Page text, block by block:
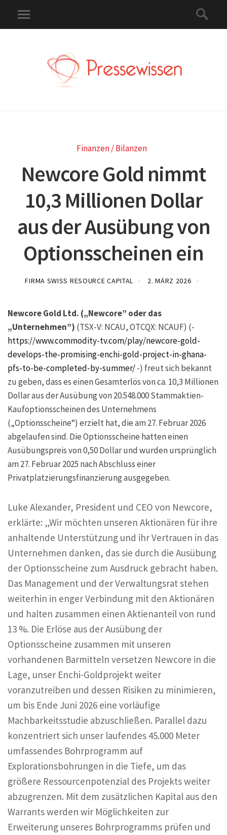
Finanzen / Bilanzen
Newcore Gold nimmt
10,3 Millionen Dollar
aus der Ausübung von
Optionsscheinen ein
FIRMA SWISS RESOURCE CAPITAL 2. MÄRZ 2026
Newcore Gold Ltd. („Newcore” oder das
„Unternehmen”) (TSX-V: NCAU, OTCQX: NCAUF) (-
https://www.commodity-tv.com/play/newcore-gold-
develops-the-promising-enchi-gold-project-in-ghana-
pfs-to-be-completed-by-summer/-) freut sich bekannt
zu geben, dass es einen Gesamterlös von ca. 10,3 Millionen
Dollar aus der Ausübung von 20.548.000 Stammaktien-
Kaufoptionsscheinen des Unternehmens
(„Optionsscheine“) erzielt hat, die am 27. Februar 2026
abgelaufen sind. Die Optionsscheine hatten einen
Ausübungspreis von 0,50 Dollar und wurden ursprünglich
am 27. Februar 2025 nach Abschluss einer
Privatplatzierungsfinanzierung ausgegeben.
Luke Alexander, President und CEO von Newcore,
erklärte: „Wir möchten unseren Aktionären für ihre
anhaltende Unterstützung und ihr Vertrauen in das
Unternehmen danken, das sie durch die Ausübung
der Optionsscheine zum Ausdruck gebracht haben.
Das Management und der Verwaltungsrat stehen
weiterhin in enger Verbindung mit den Aktionären
und halten zusammen einen Aktienanteil von rund
13 %. Die Erlöse aus der Ausübung der
Optionsscheine zusammen mit unseren
vorhandenen Barmitteln versetzen Newcore in die
Lage, unser Enchi-Goldprojekt weiter
voranzutreiben und dessen Risiken zu minimieren,
um bis Ende Juni 2026 eine vorläufige
Machbarkeitsstudie abzuschließen. Parallel dazu
konzentriert sich unser laufendes 45.000 Meter
umfassendes Bohrprogramm auf
Explorationsbohrungen in die Tiefe, um das
größere Ressourcenpotenzial des Projekts weiter
abzugrenzen. Mit dem zusätzlichen Kapital aus den
Warrants werden wir Möglichkeiten zur
Erweiterung unseres Bohrprogramms prüfen und